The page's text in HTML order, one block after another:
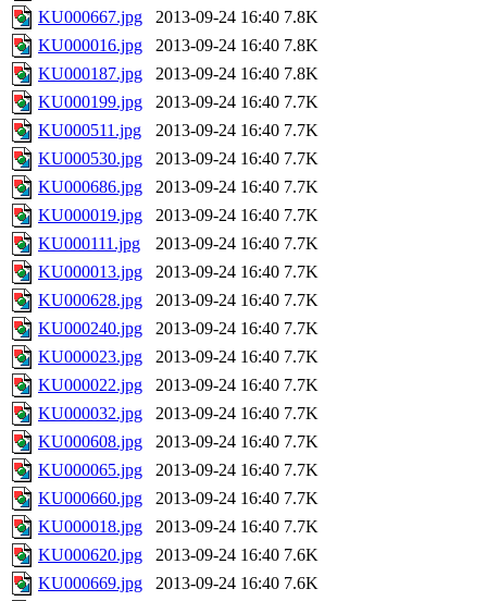
KU000667.jpg
2013-09-24 16:40 7.8K
KU000016.jpg
2013-09-24 16:40 7.8K
KU000187.jpg
2013-09-24 16:40 7.8K
KU000199.jpg
2013-09-24 16:40 7.7K
KU000511.jpg
2013-09-24 16:40 7.7K
KU000530.jpg
2013-09-24 16:40 7.7K
KU000686.jpg
2013-09-24 16:40 7.7K
KU000019.jpg
2013-09-24 16:40 7.7K
KU000111.jpg
2013-09-24 16:40 7.7K
KU000013.jpg
2013-09-24 16:40 7.7K
KU000628.jpg
2013-09-24 16:40 7.7K
KU000240.jpg
2013-09-24 16:40 7.7K
KU000023.jpg
2013-09-24 16:40 7.7K
KU000022.jpg
2013-09-24 16:40 7.7K
KU000032.jpg
2013-09-24 16:40 7.7K
KU000608.jpg
2013-09-24 16:40 7.7K
KU000065.jpg
2013-09-24 16:40 7.7K
KU000660.jpg
2013-09-24 16:40 7.7K
KU000018.jpg
2013-09-24 16:40 7.7K
KU000620.jpg
2013-09-24 16:40 7.6K
KU000669.jpg
2013-09-24 16:40 7.6K